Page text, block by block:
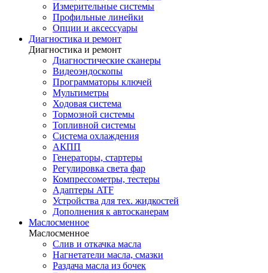
Измерительные системы
Профильные линейки
Опции и аксессуары
Диагностика и ремонт
Диагностика и ремонт
Диагностические сканеры
Видеоэндоскопы
Программаторы ключей
Мультиметры
Ходовая система
Тормозной системы
Топливной системы
Система охлаждения
АКПП
Генераторы, стартеры
Регулировка света фар
Компрессометры, тестеры
Адаптеры ATF
Устройства для тех. жидкостей
Дополнения к автосканерам
Маслосменное
Маслосменное
Слив и откачка масла
Нагнетатели масла, смазки
Раздача масла из бочек